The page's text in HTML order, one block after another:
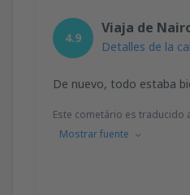
4.9
Viaja de
Detalles de la
De nuevo, todo estaba
Este cometário es traducido
Mostrar fuente